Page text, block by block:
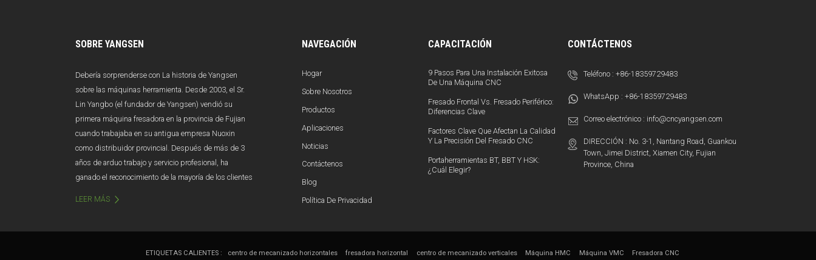
SOBRE YANGSEN
Debería sorprenderse con La historia de Yangsen
sobre las máquinas herramienta. Desde 2003, el Sr.
Lin Yangbo (el fundador de Yangsen) vendió su
primera máquina fresadora en la provincia de Fujian
cuando trabajaba en su antigua empresa Nuoxin
como distribuidor provincial. Después de más de 3
años de arduo trabajo y servicio profesional, ha
ganado el reconocimiento de la mayoría de los clientes
los 100 millones de yuanes. Desafortunadamente,
por este golpe, el Sr. Lin casi abandona la industria de
LEER MÁS
NAVEGACIÓN
Hogar
Sobre Nosotros
Productos
Aplicaciones
Noticias
Contáctenos
Blog
Política De Privacidad
CAPACITACIÓN
9 Pasos Para Una Instalación Exitosa
De Una Máquina CNC
Fresado Frontal Vs. Fresado Periférico:
Diferencias Clave
Factores Clave Que Afectan La Calidad
Y La Precisión Del Fresado CNC
Portaherramientas BT, BBT Y HSK:
¿Cuál Elegir?
CONTÁCTENOS
Teléfono :+86-18359729483
WhatsApp :+86-18359729483
Correo electrónico : info@cncyangsen.com
DIRECCIÓN : No. 3-1, Nantang Road, Guankou
Town, Jimei District, Xiamen City, Fujian
Province, China
ETIQUETAS CALIENTES : centro de mecanizado horizontales fresadora horizontal centro de mecanizado verticales Máquina HMC Máquina VMC Fresadora CNC